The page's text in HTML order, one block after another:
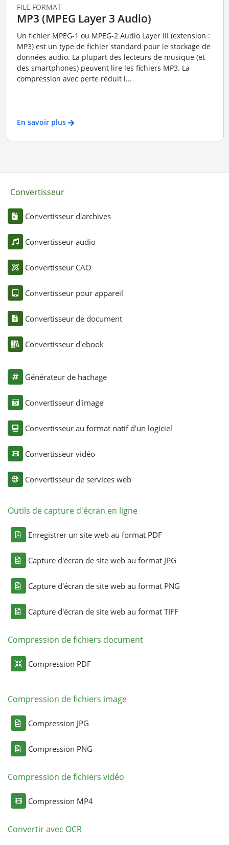
FILE FORMAT
MP3 (MPEG Layer 3 Audio)
Un fichier MPEG-1 ou MPEG-2 Audio Layer III (extension :
MP3) est un type de fichier standard pour le stockage de
données audio. La plupart des lecteurs de musique (et
des smartphones) peuvent lire les fichiers MP3. La
compression avec perte réduit l...
En savoir plus
Convertisseur
Convertisseur d'archives
Convertisseur audio
Convertisseur CAO
Convertisseur pour appareil
Convertisseur de document
Convertisseur d'ebook
Générateur de hachage
Convertisseur d'image
Convertisseur au format natif d'un logiciel
Convertisseur vidéo
Convertisseur de services web
Outils de capture d'écran en ligne
Enregistrer un site web au format PDF
Capture d'écran de site web au format JPG
Capture d'écran de site web au format PNG
Capture d'écran de site web au format TIFF
Compression de fichiers document
Compression PDF
Compression de fichiers image
Compression JPG
Compression PNG
Compression de fichiers vidéo
Compression MP4
Convertir avec OCR